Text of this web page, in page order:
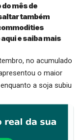
mês de
também
e saiba mais
no acumulado
o maior
a soja subiu